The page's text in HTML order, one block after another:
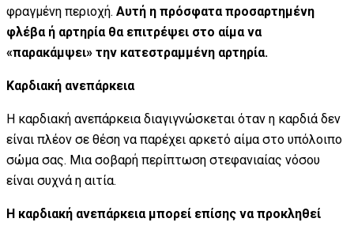
φραγμένη περιοχή. Αυτή η πρόσφατα προσαρτημένη
φλέβα ή αρτηρία θα επιτρέψει στο αίμα να
«παρακάμψει» την κατεστραμμένη αρτηρία.
Καρδιακή ανεπάρκεια
Η καρδιακή ανεπάρκεια διαγιγνώσκεται όταν η καρδιά δεν
είναι πλέον σε θέση να παρέχει αρκετό αίμα στο υπόλοιπο
σώμα σας. Μια σοβαρή περίπτωση στεφανιαίας νόσου
είναι συχνά η αιτία.
Η καρδιακή ανεπάρκεια μπορεί επίσης να προκληθεί